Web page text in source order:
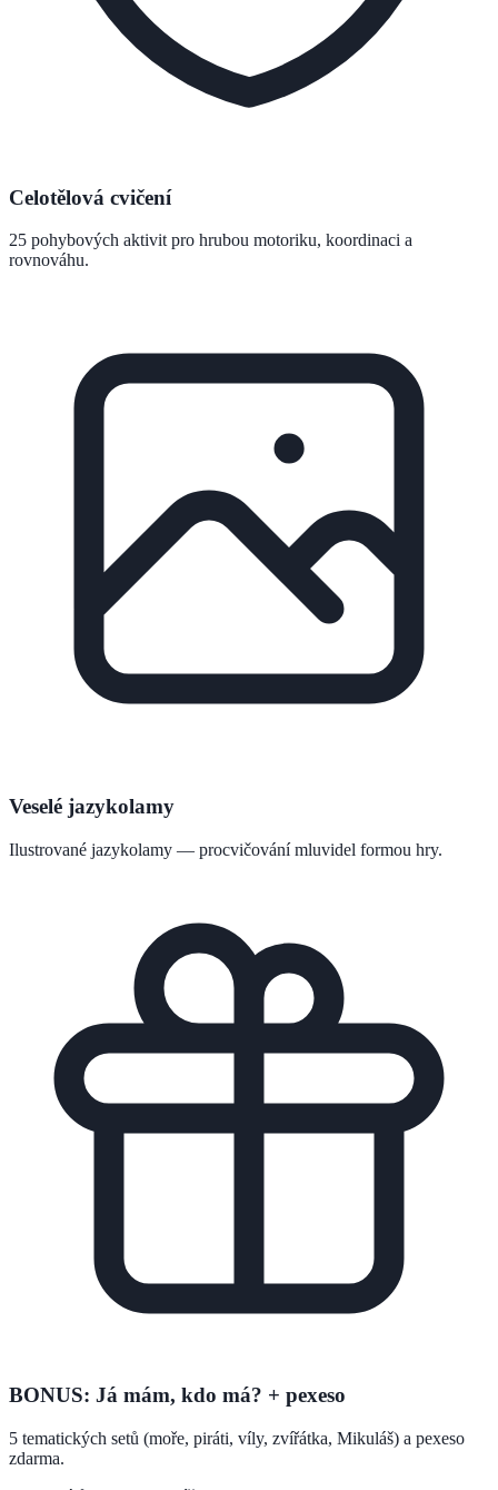
Celotělová cvičení
25 pohybových aktivit pro hrubou motoriku, koordinaci a
rovnováhu.
Veselé jazykolamy
Ilustrované jazykolamy — procvičování mluvidel formou hry.
BONUS: Já mám, kdo má? + pexeso
5 tematických setů (moře, piráti, víly, zvířátka, Mikuláš) a pexeso
zdarma.